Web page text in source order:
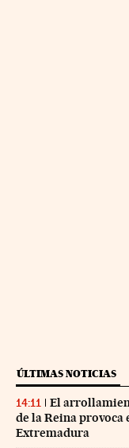
ÚLTIMAS NOTICIAS
14:11
El
de la Reina
Extremadura